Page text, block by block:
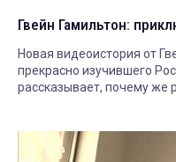
Гвейн Гамильтон:
Новая видеоистория от
прекрасно изучившего
рассказывает, почему же